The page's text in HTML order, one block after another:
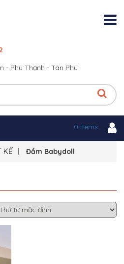
- Phú Thạnh - Tân Phú
0 items
KẾ Đầm Babydoll